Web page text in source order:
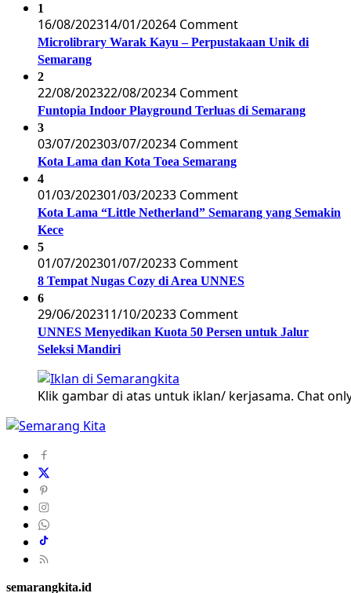
1
16/08/202314/01/20264 Comment
Microlibrary Warak Kayu – Perpustakaan Unik di
Semarang
2
22/08/202322/08/20234 Comment
Funtopia Indoor Playground Terluas di Semarang
3
03/07/202303/07/20234 Comment
Kota Lama dan Kota Toea Semarang
4
01/03/202301/03/20233 Comment
Kota Lama “Little Netherland” Semarang yang Semakin
Kece
5
01/07/202301/07/20233 Comment
8 Tempat Nugas Cozy di Area UNNES
6
29/06/202311/10/20233 Comment
UNNES Menyedikan Kuota 50 Persen untuk Jalur
Seleksi Mandiri
Klik gambar di atas untuk iklan/ kerjasama. Chat
semarangkita.id